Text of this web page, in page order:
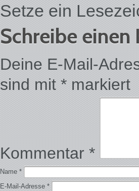
Setze ein
Schreibe
Deine E-Mail-
sind mit * markiert
Kommentar *
Name *
E-Mail-Adresse *